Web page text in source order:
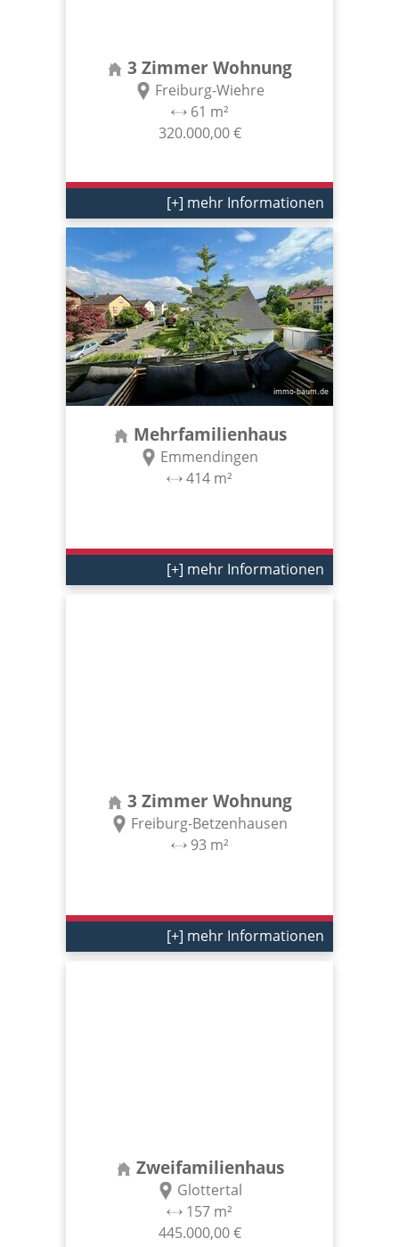
3 Zimmer Wohnung
Freiburg-Wiehre
61 m²
320.000,00 €
[+] mehr Informationen
Mehrfamilienhaus
Emmendingen
414 m²
[+] mehr Informationen
3 Zimmer Wohnung
Freiburg-Betzenhausen
93 m²
[+] mehr Informationen
Zweifamilienhaus
Glottertal
157 m²
445.000,00 €